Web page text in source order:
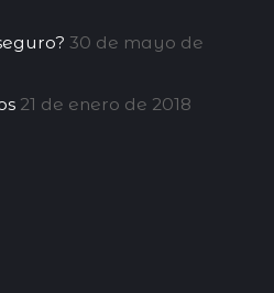
30 de mayo de
21 de enero de 2018